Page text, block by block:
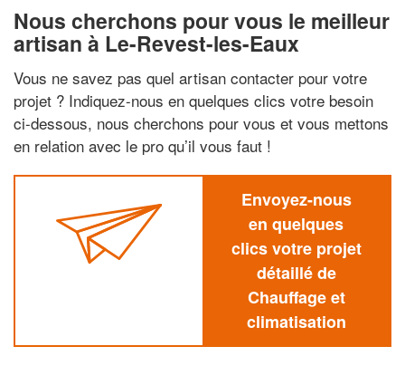
Nous cherchons pour vous le meilleur
artisan à Le-Revest-les-Eaux
Vous ne savez pas quel artisan contacter pour votre
projet ? Indiquez-nous en quelques clics votre besoin
ci-dessous, nous cherchons pour vous et vous mettons
en relation avec le pro qu’il vous faut !
Envoyez-nous
en quelques
clics votre projet
détaillé de
Chauffage et
climatisation